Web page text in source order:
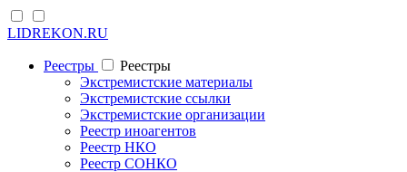
LIDREKON.RU
Реестры
Реестры
Экстремистские материалы
Экстремистские ссылки
Экстремистские организации
Реестр иноагентов
Реестр НКО
Реестр СОНКО